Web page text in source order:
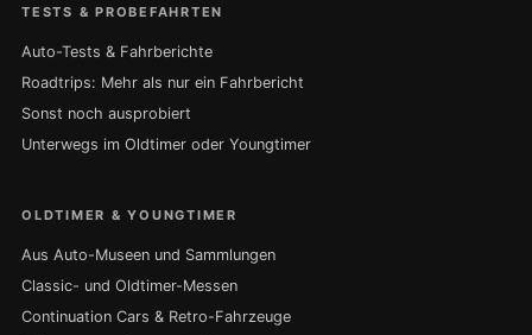
TESTS & PROBEFAHRTEN
Auto-Tests & Fahrberichte
Roadtrips: Mehr als nur ein Fahrbericht
Sonst noch ausprobiert
Unterwegs im Oldtimer oder Youngtimer
OLDTIMER & YOUNGTIMER
Aus Auto-Museen und Sammlungen
Classic- und Oldtimer-Messen
Continuation Cars & Retro-Fahrzeuge